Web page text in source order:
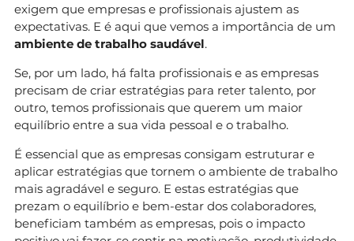
exigem que empresas e profissionais ajustem as
expectativas. E é aqui que vemos a importância de um
ambiente de trabalho saudável.
Se, por um lado, há falta profissionais e as empresas
precisam de criar estratégias para reter talento, por
outro, temos profissionais que querem um maior
equilíbrio entre a sua vida pessoal e o trabalho.
É essencial que as empresas consigam estruturar e
aplicar estratégias que tornem o ambiente de trabalho
mais agradável e seguro. E estas estratégias que
prezam o equilíbrio e bem-estar dos colaboradores,
beneficiam também as empresas, pois o impacto